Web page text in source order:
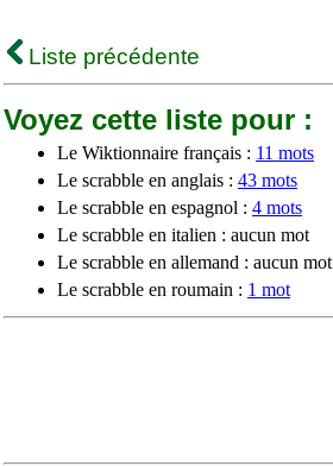
Liste précédente
Voyez cette liste pour :
Le Wiktionnaire français : 11 mots
Le scrabble en anglais : 43 mots
Le scrabble en espagnol : 4 mots
Le scrabble en italien : aucun mot
Le scrabble en allemand : aucun mot
Le scrabble en roumain : 1 mot